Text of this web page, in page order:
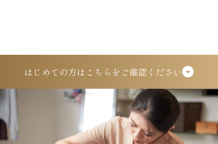
はじめての方は こちらをご確認ください